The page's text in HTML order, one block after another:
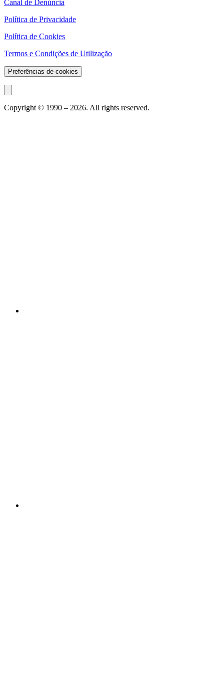
Canal de Denúncia
Política de Privacidade
Política de Cookies
Termos e Condições de Utilização
Preferências de cookies
Copyright © 1990 – 2026. All rights reserved.